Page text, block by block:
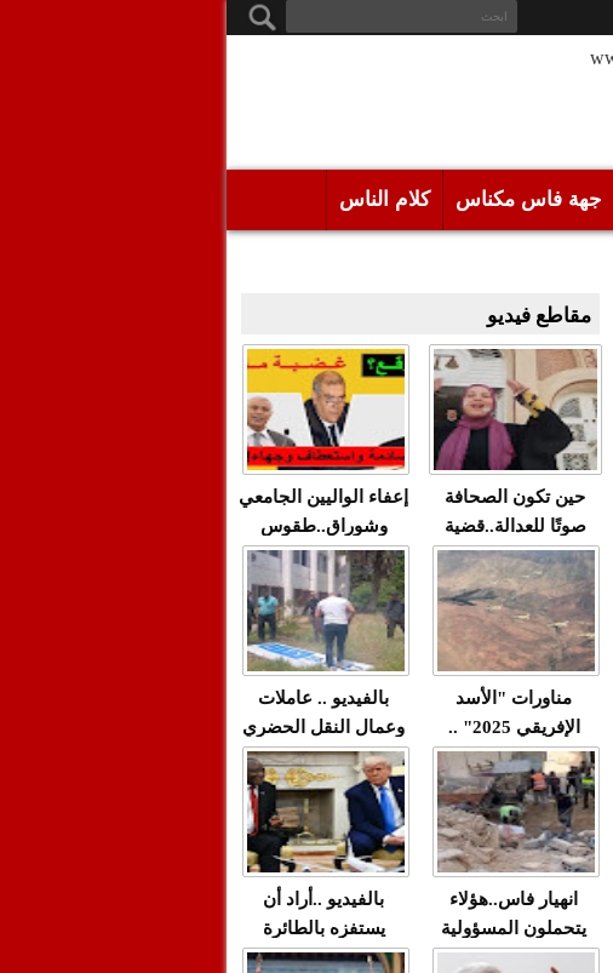
جهة فاس مكناس كلام الناس
مقاطع فيديو
حين تكون الصحافة
صوتًا للعدالة..قضية
"مولات 88 غرزة"
مثالا(فيديو)
متابعة حميد طولست
في زمن تزداد فيه
حالات العنف ضد
النساء ويغيب فيه أحيانًا
صدى العدالة في
ردهات الم...
إعفاء الواليين الجامعي
وشوراق..طقوس
صادمة وملتمس
"الوجهاء"؟/ صمت
وزارة الداخلية؟/أين
الوزير التوفيق؟(فيديو)
بالفيديو .. عاملات
وعمال النقل الحضري
بفاس يعبرون عن
ارتياحهم بعد إنهاء عقد
شركة "سيتي باص"
مناورات "الأسد
الإفريقي 2025" ..
شاهد القاذفة النووية
في تدريب مع ثماني
مقاتلات من نوع F-16
تابعة للقوات الجوية
الملكية المغربية
بالفيديو ..أراد أن
يستفزه بالطائرة
القطرية لكن ترامب
انهيار فاس..هؤلاء
يتحملون المسؤولية
ومآسي العمارات